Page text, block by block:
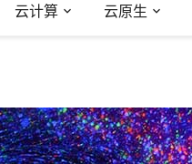
云计算 云原生